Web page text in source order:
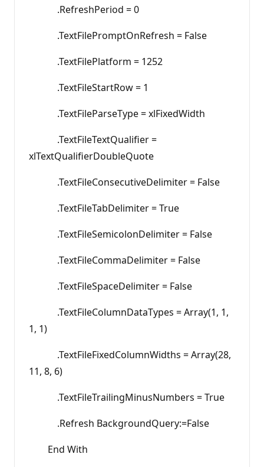
.RefreshPeriod = 0
.TextFilePromptOnRefresh = False
.TextFilePlatform = 1252
.TextFileStartRow = 1
.TextFileParseType = xlFixedWidth
.TextFileTextQualifier =
xlTextQualifierDoubleQuote
.TextFileConsecutiveDelimiter = False
.TextFileTabDelimiter = True
.TextFileSemicolonDelimiter = False
.TextFileCommaDelimiter = False
.TextFileSpaceDelimiter = False
.TextFileColumnDataTypes = Array(1, 1,
1, 1)
.TextFileFixedColumnWidths = Array(28,
11, 8, 6)
.TextFileTrailingMinusNumbers = True
.Refresh BackgroundQuery:=False
End With